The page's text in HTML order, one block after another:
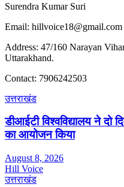
Surendra Kumar Suri
Email: hillvoice18@gmail.com
Address: 47/160 Narayan
Uttarakhand.
Contact: 7906242503
उत्तराखंड
डीआईटी विश्वविद्यालय ने दो
का आयोजन किया
August 8, 2026
Hill Voice
उत्तराखंड